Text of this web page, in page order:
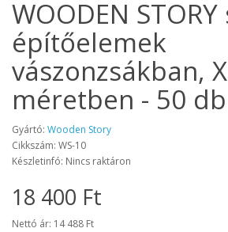
WOODEN
építőelemek
vászonzsákban,
méretben - 50 db
Gyártó: Wooden Story
Cikkszám: WS-10
Készletinfó: Nincs raktáron
18 400 Ft
Nettó ár: 14 488 Ft